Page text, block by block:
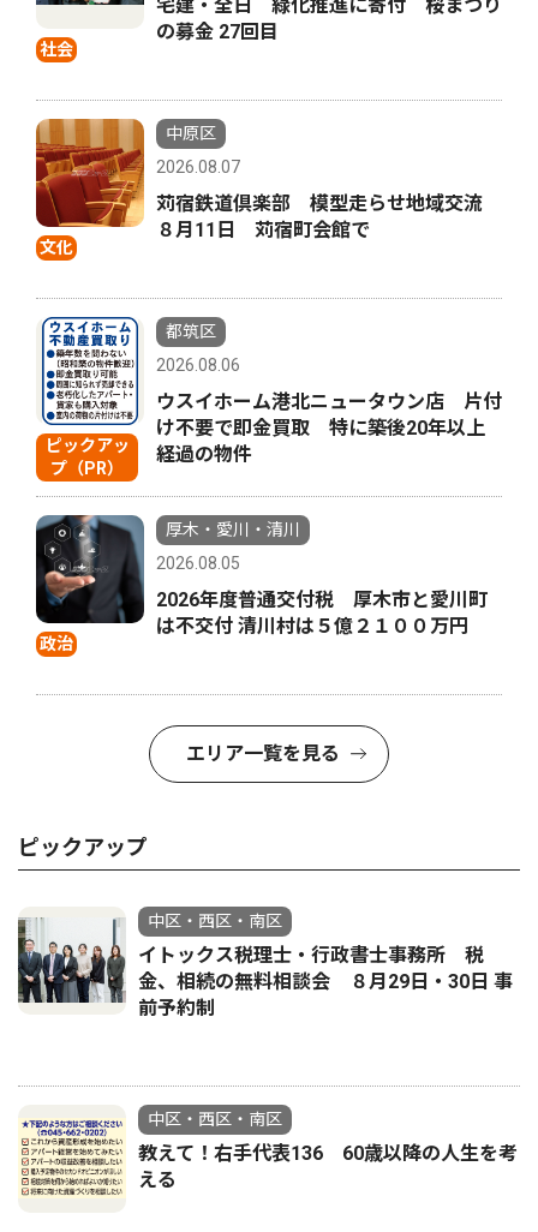
社会
宅建・全日 緑化推進に寄付 桜まつり
の募金 27回目
文化
中原区
2026.08.07
苅宿鉄道倶楽部 模型走らせ地域交流
８月11日 苅宿町会館で
ピックアッ
プ（PR）
都筑区
2026.08.06
ウスイホーム港北ニュータウン店 片付
け不要で即金買取 特に築後20年以上
経過の物件
政治
厚木・愛川・清川
2026.08.05
2026年度普通交付税 厚木市と愛川町
は不交付 清川村は５億２１００万円
エリア一覧を見る
ピックアップ
中区・西区・南区
イトックス税理士・行政書士事務所 税
金、相続の無料相談会 ８月29日・30日 事
前予約制
中区・西区・南区
教えて！右手代表136 60歳以降の人生を考
える